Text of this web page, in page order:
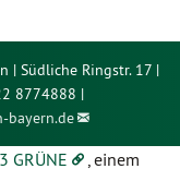
| Südliche Ringstr. 17 |
8774888 |
bayern.de
GRÜNE , einem